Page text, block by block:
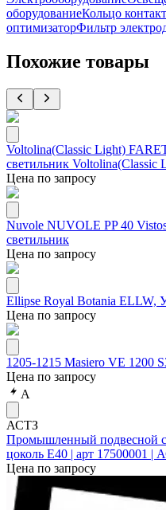
оборудованиеКольцо
оптимизаторФильтр
Похожие товары
Voltolina(Classic Light)
светильник Voltolina(Classic
Цена по запросу
Nuvole NUVOLE PP 40
светильник
Цена по запросу
Ellipse Royal Botania ELLW,
Цена по запросу
1205-1215 Masiero VE 1200
Цена по запросу
А
АСТЗ
Промышленный подвесной
цоколь Е40 | арт 17500001 |
Цена по запросу